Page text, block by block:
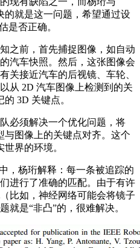
的就是这一问题，希望通过设
是否正确。
前，首先捕捉图像，如自动
汽车快照。然后，这张图像会
关接近汽车的后视镜、车轮、
从 2D 汽车图像上检测到的关
3D 关键点。
须解决一个优化问题，将
与图像上的关键点对齐。这个
界的环境。
杨珩解释：每一条被追踪的
进行了准确的匹配。由于有许
比如，神经网络可能会将镜子
就是“非凸”的，很难解决。